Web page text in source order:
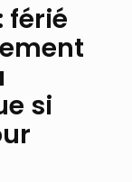
férié
si